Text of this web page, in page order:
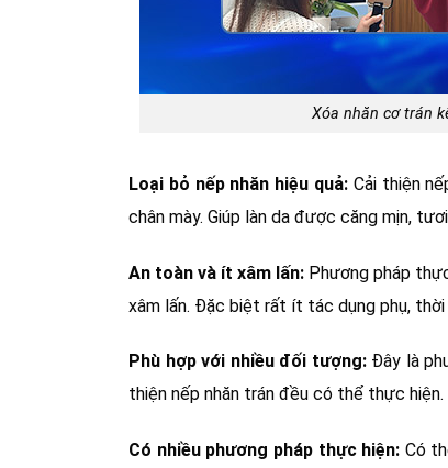
Xóa nhăn cơ trán
Loại bỏ nếp nhăn hiệu quả: Cải thiện
chân mày. Giúp làn da được căng mịn,
An toàn và ít xâm lấn: Phương pháp
xâm lấn. Đặc biệt rất ít tác dụng phụ, thời
Phù hợp với nhiều đối tượng:Đây là
thiện nếp nhăn trán đều có thể thực hiện.
Có nhiều phương pháp thực hiện: Có